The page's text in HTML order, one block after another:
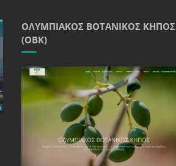
ΟΛΥΜΠΙΑΚΌΣ ΒΟΤΑΝΙΚΌΣ ΚΉΠΟΣ
(ΟΒΚ)